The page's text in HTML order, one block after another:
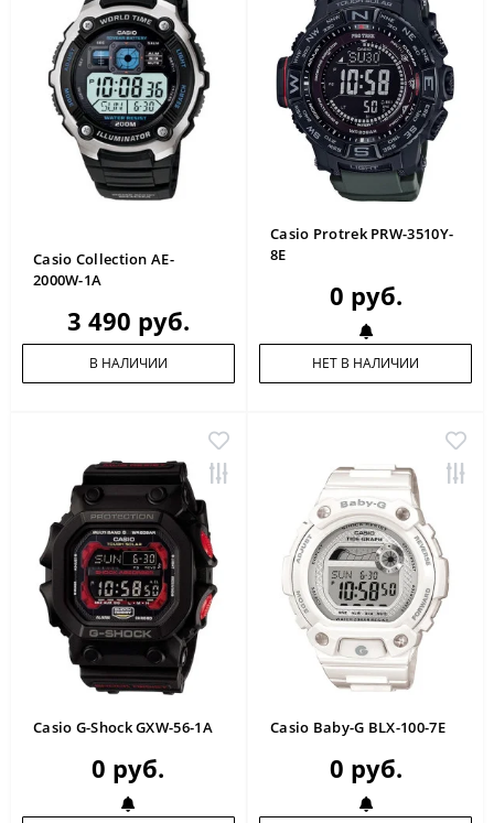
Casio Collection AE-
2000W-1A
3 490 руб.
В НАЛИЧИИ
Casio Protrek PRW-3510Y-
8E
0 руб.
НЕТ В НАЛИЧИИ
Casio G-Shock GXW-56-1A
0 руб.
Casio Baby-G BLX-100-7E
0 руб.